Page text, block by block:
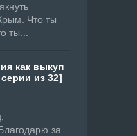
Что ты
ты...
как выкуп
из 32]
за